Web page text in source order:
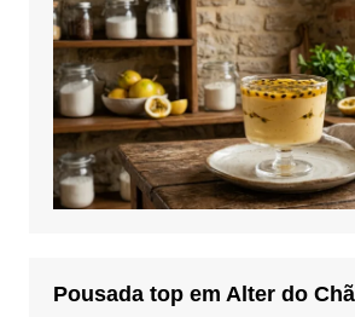
Pousada top em Alter do